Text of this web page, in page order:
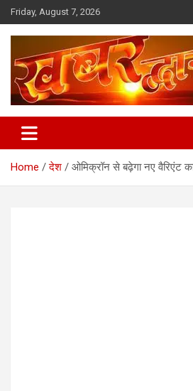
Skip
to
content
Friday, August 7, 2026
Khabar Dwar
Home देश ओमिक्रॉन से बढ़ेगा नए वैरिएंट